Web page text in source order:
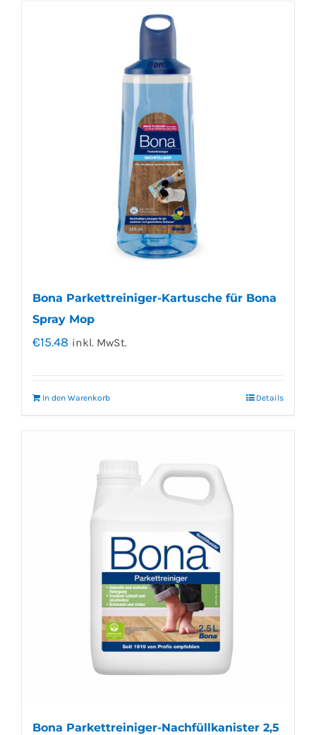
Bona Parkettreiniger-Kartusche für Bona
Spray Mop
€15.48 inkl. MwSt.
In den Warenkorb Details
Bona Parkettreiniger-Nachfüllkanister 2,5